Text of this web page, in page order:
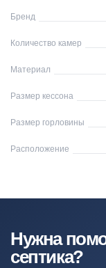
Бренд
Количество камер
Материал
Размер кессона
Размер горловины
Расположение
Нужна
септика?